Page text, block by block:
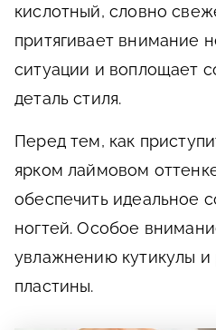
кислотный, словно
притягивает внимание
ситуации и воплощает
деталь стиля.
Перед тем, как
ярком лаймовом
обеспечить идеальное
ногтей. Особое
увлажнению кутикулы и
пластины.